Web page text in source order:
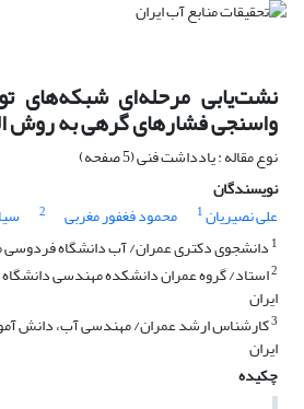
نشت‌یابی مرحله‌ای شبکه‌های
واسنجی فشارهای گرهی به روش
نوع مقاله : یادداشت فنی (5 صفحه)
نویسندگان
علی نصیریان1 محمود فغفور مغربی 2
1 دانشجوی دکتری عمران/ آب دانشگاه فردوسی
2استاد/ گروه عمران دانشکده مهندسی
ایران
3کارشناس ارشد عمران/ مهندسی آب، دانش
ایران
چکیده